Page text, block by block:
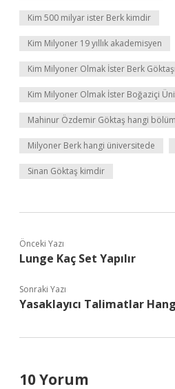
Kim 500 milyar ister Berk kimdir
Kim Milyoner 19 yıllık akademisyen
Kim Milyoner Olmak İster Berk
Kim Milyoner Olmak İster Boğaziçi
Mahinur Özdemir Göktaş hangi
Milyoner Berk hangi üniversitede
Sinan Göktaş kimdir
Önceki Yazı
Lunge Kaç Set Yapılır
Sonraki Yazı
Yasaklayıcı Talimatlar
10 Yorum